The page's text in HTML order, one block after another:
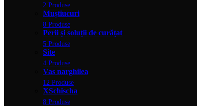
2 Produse
Muștiucuri
8 Produse
Perii și soluții de curățat
5 Produse
Site
4 Produse
Vas narghilea
12 Produse
XSchischa
8 Produse